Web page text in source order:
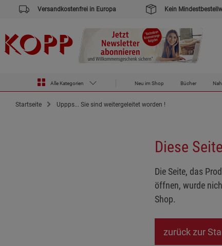
Versandkostenfrei in Europa Kein
Alle Kategorien Neu im Shop Bücher
Startseite Uppps... Sie sind weitergeleitet worden !
Diese
Die Seite, das
öffnen, wurde
Shop.
zurück zur